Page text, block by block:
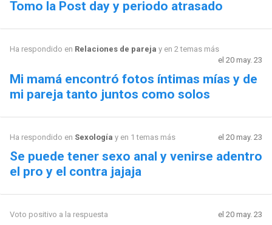
Tomo la Post day y periodo atrasado
Ha respondido en Relaciones de pareja y en 2 temas más
el 20 may. 23
Mi mamá encontró fotos íntimas mías y de
mi pareja tanto juntos como solos
Ha respondido en Sexología y en 1 temas más el 20 may. 23
Se puede tener sexo anal y venirse adentro
el pro y el contra jajaja
Voto positivo a la respuesta el 20 may. 23